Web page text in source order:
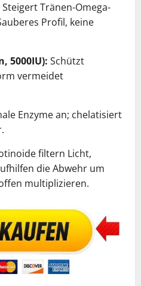
Steigert Tränen-Omega-
Profil, keine
5000IU): Schützt
vermeidet
Enzyme an; chelatisiert
filtern Licht,
die Abwehr um
multiplizieren.